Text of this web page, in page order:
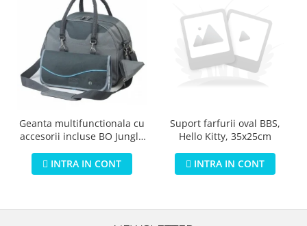
Geanta multifunctionala cu
accesorii incluse BO Jungle
INTRA IN CONT
Suport farfurii oval BBS,
Hello Kitty, 35x25cm
INTRA IN CONT